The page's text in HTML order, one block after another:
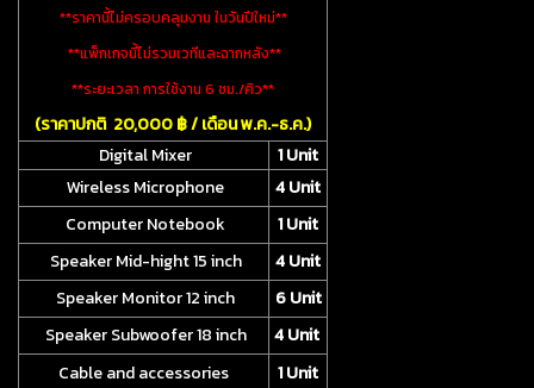
**ราคานี้ไม่ครอบคลุมงาน ในวันปีใหม่**
**แพ็กเกจนี้ไม่รวมเวทีและฉากหลัง**
**ระยะเวลา การใช้งาน 6 ชม./คิว**
(ราคาปกติ 20,000 ฿ / เดือน พ.ค.-ธ.ค.)
Digital Mixer
1 Unit
Wireless Microphone
4 Unit
Computer Notebook
1 Unit
Speaker Mid-hight 15 inch
4 Unit
Speaker Monitor 12 inch
6 Unit
Speaker Subwoofer 18 inch
4 Unit
Cable and accessories
1 Unit